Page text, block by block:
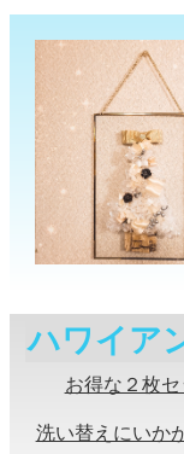
ハワイア
お得な２枚セ
洗い替えにいか